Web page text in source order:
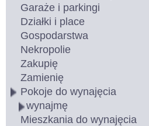
Garaże i parkingi
Działki i place
Gospodarstwa
Nekropolie
Zakupię
Zamienię
Pokoje do wynajęcia
wynajmę
Mieszkania do wynajęcia